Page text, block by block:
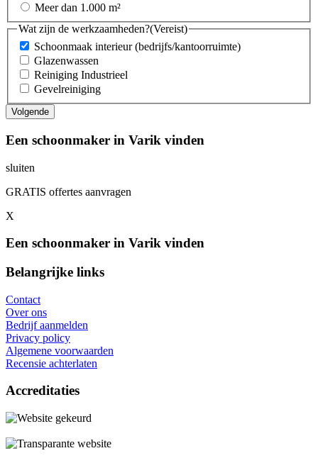
Meer dan 1.000 m²
Wat zijn de werkzaamheden?(Vereist)
Schoonmaak interieur (bedrijfs/kantoorruimte)
Glazenwassen
Reiniging Industrieel
Gevelreiniging
Een schoonmaker in Varik vinden
sluiten
GRATIS offertes aanvragen
X
Een schoonmaker in Varik vinden
Belangrijke links
Contact
Over ons
Bedrijf aanmelden
Privacy policy
Algemene voorwaarden
Recensie achterlaten
Accreditaties